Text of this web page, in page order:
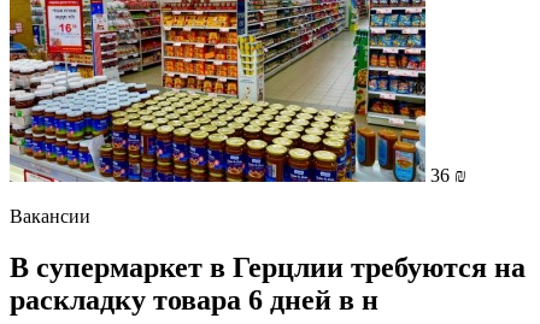
36 ₪
Вакансии
В супермаркет в Герцлии требуются на
раскладку товара 6 дней в н